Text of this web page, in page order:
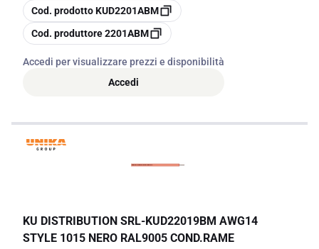
copia
Cod. prodottoKUD2201ABM
copia
Cod. produttore2201ABM
Accedi per visualizzare prezzi e disponibilità
Accedi
KU DISTRIBUTION SRL-KUD22019BM AWG14
STYLE 1015 NERO RAL9005 COND.RAME